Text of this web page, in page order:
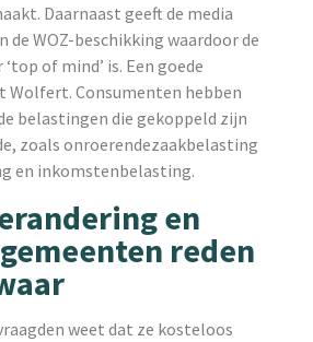
Daarnaast geeft de media
de WOZ-beschikking waardoor de
of mind’ is. Een goede
Consumenten hebben
belastingen die gekoppeld zijn
zoals onroerendezaakbelasting
en inkomstenbelasting.
en
reden
weet dat ze kosteloos